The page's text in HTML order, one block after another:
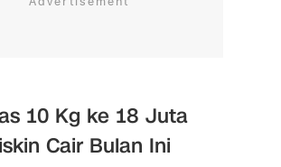
10 Kg ke 18 Juta
Cair Bulan Ini